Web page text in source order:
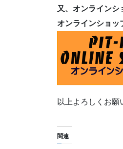
又、オンラインシ
オンラインショッ
以上よろしくお願
関連